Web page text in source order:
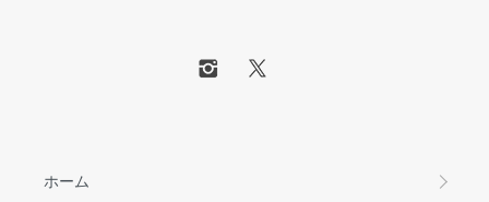
ホーム